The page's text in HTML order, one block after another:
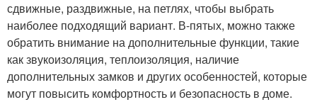
сдвижные, раздвижные, на петлях, чтобы выбрать
наиболее подходящий вариант. В-пятых, можно также
обратить внимание на дополнительные функции, такие
как звукоизоляция, теплоизоляция, наличие
дополнительных замков и других особенностей, которые
могут повысить комфортность и безопасность в доме.